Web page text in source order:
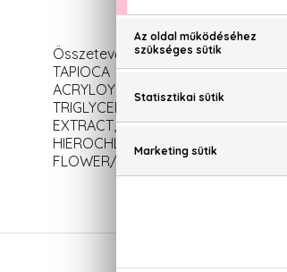
Összetevők: AQUA/WATER/EAU,
TAPIOCA STARCH, SODIUM
ACRYLOYLDIMETHYLTAURATE/VP
TRIGLYCERIDE, ALCOHOL,
EXTRACT, ZINC GLUCONATE,
HIEROCHLOE ODORATA
FLOWER/LEAF/STEM EXTRACT,